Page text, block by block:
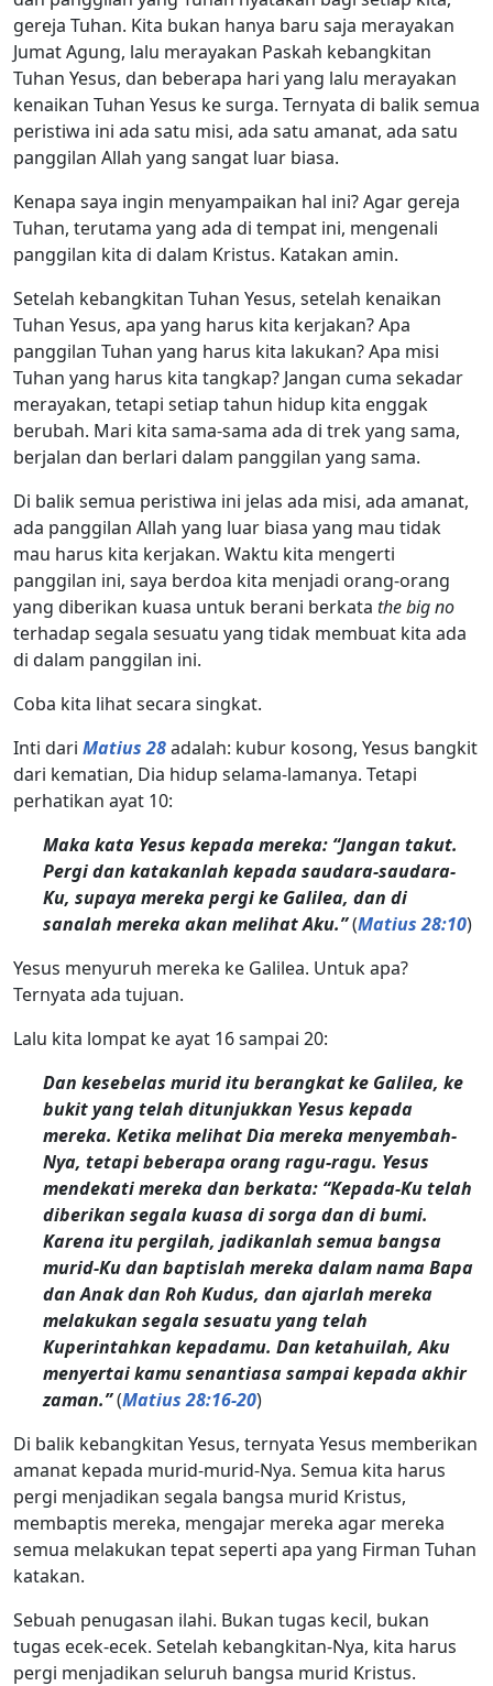
gereja Tuhan. Kita bukan hanya baru saja merayakan
Jumat Agung, lalu merayakan Paskah kebangkitan
Tuhan Yesus, dan beberapa hari yang lalu merayakan
kenaikan Tuhan Yesus ke surga. Ternyata di balik semua
peristiwa ini ada satu misi, ada satu amanat, ada satu
panggilan Allah yang sangat luar biasa.
Kenapa saya ingin menyampaikan hal ini? Agar gereja
Tuhan, terutama yang ada di tempat ini, mengenali
panggilan kita di dalam Kristus. Katakan amin.
Setelah kebangkitan Tuhan Yesus, setelah kenaikan
Tuhan Yesus, apa yang harus kita kerjakan? Apa
panggilan Tuhan yang harus kita lakukan? Apa misi
Tuhan yang harus kita tangkap? Jangan cuma sekadar
merayakan, tetapi setiap tahun hidup kita enggak
berubah. Mari kita sama-sama ada di trek yang sama,
berjalan dan berlari dalam panggilan yang sama.
Di balik semua peristiwa ini jelas ada misi, ada amanat,
ada panggilan Allah yang luar biasa yang mau tidak
mau harus kita kerjakan. Waktu kita mengerti
panggilan ini, saya berdoa kita menjadi orang-orang
yang diberikan kuasa untuk berani berkata the big no
terhadap segala sesuatu yang tidak membuat kita ada
di dalam panggilan ini.
Coba kita lihat secara singkat.
Inti dari Matius 28adalah: kubur kosong, Yesus bangkit
dari kematian, Dia hidup selama-lamanya. Tetapi
perhatikan ayat 10:
Maka kata Yesus kepada mereka: “Jangan takut.
Pergi dan katakanlah kepada saudara-saudara-
Ku, supaya mereka pergi ke Galilea, dan di
sanalah mereka akan melihat Aku.”(Matius 28:10)
Yesus menyuruh mereka ke Galilea. Untuk apa?
Ternyata ada tujuan.
Lalu kita lompat ke ayat 16 sampai 20:
Dan kesebelas murid itu berangkat ke Galilea, ke
bukit yang telah ditunjukkan Yesus kepada
mereka. Ketika melihat Dia mereka menyembah-
Nya, tetapi beberapa orang ragu-ragu. Yesus
mendekati mereka dan berkata: “Kepada-Ku telah
diberikan segala kuasa di sorga dan di bumi.
Karena itu pergilah, jadikanlah semua bangsa
murid-Ku dan baptislah mereka dalam nama Bapa
dan Anak dan Roh Kudus, dan ajarlah mereka
melakukan segala sesuatu yang telah
Kuperintahkan kepadamu. Dan ketahuilah, Aku
menyertai kamu senantiasa sampai kepada akhir
zaman.”(Matius 28:16-20)
Di balik kebangkitan Yesus, ternyata Yesus memberikan
amanat kepada murid-murid-Nya. Semua kita harus
pergi menjadikan segala bangsa murid Kristus,
membaptis mereka, mengajar mereka agar mereka
semua melakukan tepat seperti apa yang Firman Tuhan
katakan.
Sebuah penugasan ilahi. Bukan tugas kecil, bukan
tugas ecek-ecek. Setelah kebangkitan-Nya, kita harus
pergi menjadikan seluruh bangsa murid Kristus.